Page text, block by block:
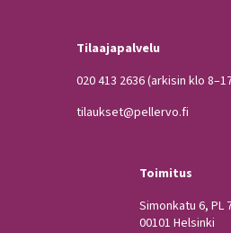
Tilaajapalvelu
020 413 2636(arkisin klo
tilaukset@pellervo.fi
Toimitus
Simonkatu 6, PL
00101 Helsinki